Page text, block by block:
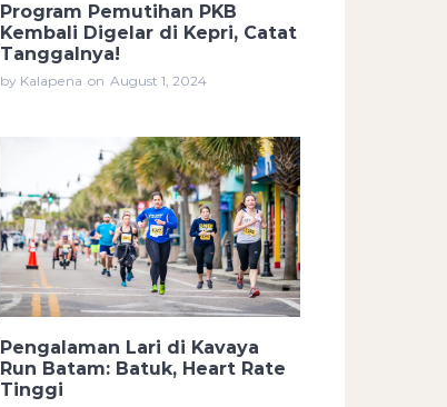
Program Pemutihan PKB
Kembali Digelar di Kepri, Catat
Tanggalnya!
by Kalapena on August 1, 2024
Pengalaman Lari di Kavaya
Run Batam: Batuk, Heart Rate
Tinggi